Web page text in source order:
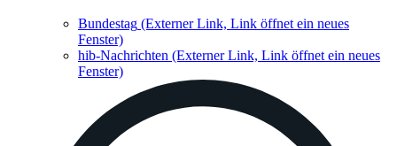
Bundestag (Externer Link, Link öffnet ein neues
Fenster)
hib-Nachrichten (Externer Link, Link öffnet ein neues
Fenster)